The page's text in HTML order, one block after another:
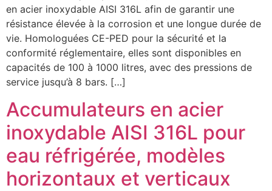
en acier inoxydable AISI 316L afin de garantir une
résistance élevée à la corrosion et une longue durée de
vie. Homologuées CE-PED pour la sécurité et la
conformité réglementaire, elles sont disponibles en
capacités de 100 à 1000 litres, avec des pressions de
service jusqu’à 8 bars. […]
Accumulateurs en acier
inoxydable AISI 316L pour
eau réfrigérée, modèles
horizontaux et verticaux